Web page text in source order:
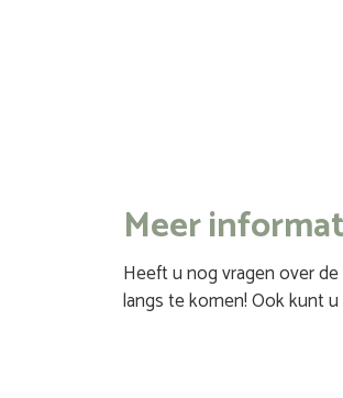
Meer
Heeft u nog vragen over
langs te komen! Ook kunt